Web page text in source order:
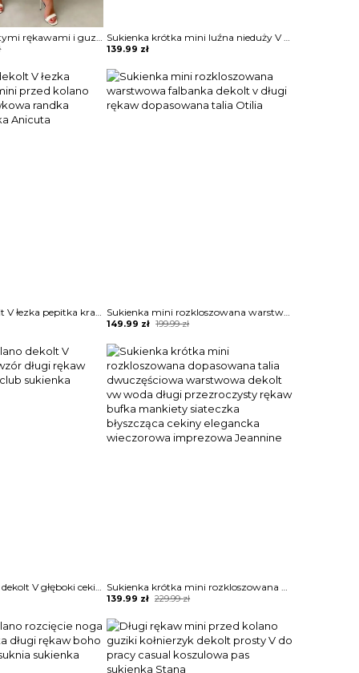
Sukienka z bufiastymi rękawami i guzikami przodu Terttu Sukienka krótka mini luźna nieduży V dekolt kołnierz 3 4 rękaw dopasowana ściągana w talii motyw panterka Wiepkje
139.99 zł
Długi rękaw dekolt V łezka pepitka kratka mini przed kolano elegancka ołówkowa randka impreza sukienka Anicuta Sukienka mini rozkloszowana warstwowa falbanka dekolt v długi rękaw dopasowana talia Otilia
199.99zł
Original
was:
199.99 zł.
149.99 zł
Current
is:
149.99 zł.
Mini przed kolano dekolt V głęboki cekiny wzór długi rękaw okazja impreza club sukienka Toshiko Sukienka krótka mini rozkloszowana dopasowana talia dwuczęściowa warstwowa dekolt vw woda długi przezroczysty rękaw bufka mankiety siateczka błyszcząca cekiny elegancka wieczorowa imprezowa Jeannine
229.99zł
Original
was:
229.99 zł.
139.99 zł
Current
is:
139.99 zł.